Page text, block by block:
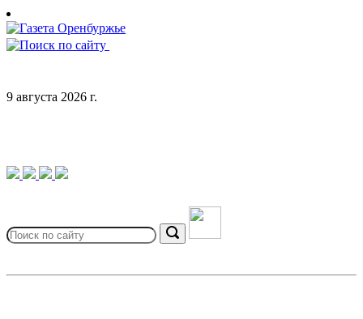
Skip
to
content
9 августа 2026 г.
for:
Search